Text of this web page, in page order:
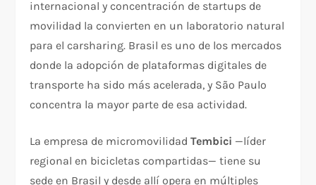
internacional y concentración de startups de
movilidad la convierten en un laboratorio natural
para el carsharing. Brasil es uno de los mercados
donde la adopción de plataformas digitales de
transporte ha sido más acelerada, y São Paulo
concentra la mayor parte de esa actividad.
La empresa de micromovilidadTembici —líder
regional en bicicletas compartidas— tiene su
sede en Brasil y desde allí opera en múltiples